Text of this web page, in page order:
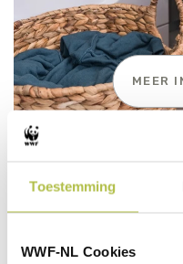
Toestemming
WWF-NL Cookies
MEER
WWF Paraplu